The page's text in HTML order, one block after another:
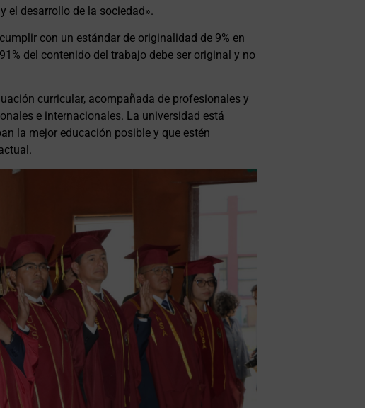
el desarrollo de la sociedad».
con un estándar de originalidad de 9% en
del contenido del trabajo debe ser original y no
curricular, acompañada de profesionales y
e internacionales. La universidad está
la mejor educación posible y que estén